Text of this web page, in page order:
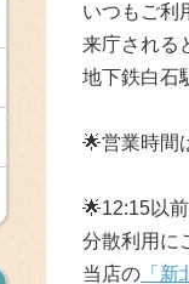
いつもご利
来庁される
地下鉄白石
🌟営業時間
🌟12:15以
分散利用に
当店の 「